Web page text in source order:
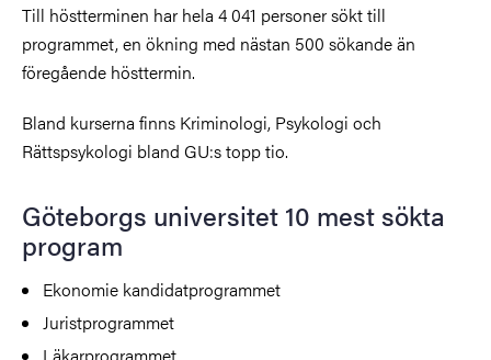
Till höstterminen har hela 4 041 personer sökt till
programmet, en ökning med nästan 500 sökande än
föregående hösttermin.
Bland kurserna finns Kriminologi, Psykologi och
Rättspsykologi bland GU:s topp tio.
Göteborgs universitet 10 mest sökta
program
Ekonomie kandidatprogrammet
Juristprogrammet